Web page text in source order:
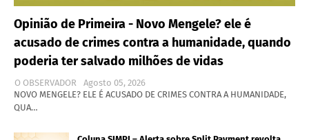
Opinião de Primeira - Novo Mengele? ele é
acusado de crimes contra a humanidade, quando
poderia ter salvado milhões de vidas
O OBSERVADOR
Agosto 05, 2026
NOVO MENGELE? ELE É ACUSADO DE CRIMES CONTRA A HUMANIDADE,
QUA…